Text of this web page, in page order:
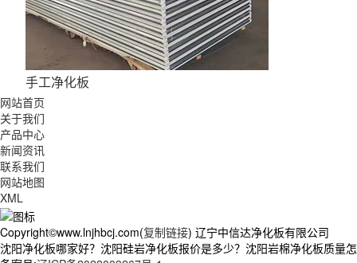
手工净化板
网站首页
关于我们
产品中心
新闻资讯
联系我们
网站地图
XML
Copyright©www.lnjhbcj.com(复制链接) 辽宁中信达净化板有限公司
沈阳净化板哪家好？沈阳硅岩净化板报价是多少？沈阳岩棉净化板质